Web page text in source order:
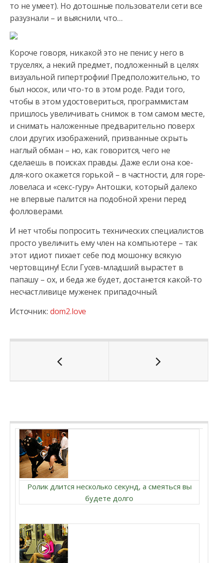
то не умеет). Но дотошные пользователи сети все
разузнали – и выяснили, что…
Короче говоря, никакой это не пенис у него в
труселях, а некий предмет, подложенный в целях
визуальной гипертрофии! Предположительно, то
был носок, или что-то в этом роде. Ради того,
чтобы в этом удостовериться, программистам
пришлось увеличивать снимок в том самом месте,
и снимать наложенные предварительно поверх
слои других изображений, призванные скрыть
наглый обман – но, как говорится, чего не
сделаешь в поисках правды. Даже если она кое-
для-кого окажется горькой – в частности, для горе-
ловеласа и «секс-гуру» Антошки, который далеко
не впервые палится на подобной хрени перед
фолловерами.
И нет чтобы попросить технических специалистов
просто увеличить ему член на компьютере – так
этот идиот пихает себе под мошонку всякую
чертовщину! Если Гусев-младший вырастет в
папашу – ох, и беда же будет, достанется какой-то
несчастливице муженек припадочный.
Источник: dom2.love
Ролик длится несколько секунд, а смеяться вы
будете долго